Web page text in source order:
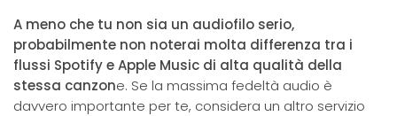
A meno che tu non sia un audiofilo serio,
probabilmente non noterai molta differenza tra i
flussi Spotify e Apple Music di alta qualità della
stessa canzone. Se la massima fedeltà audio è
davvero importante per te, considera un altro servizio